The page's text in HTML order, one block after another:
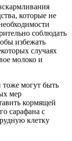
которые не
соблюдать
избежать
случаях
молоко и
тоже могут быть
мер
кормящей
сарафана с
клетку